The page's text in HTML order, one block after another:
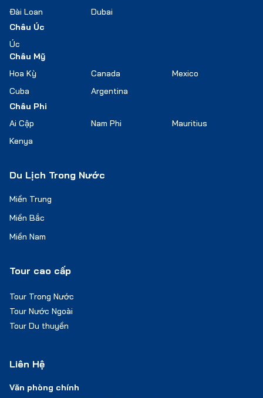
Đài Loan
Dubai
Châu Úc
Úc
Châu Mỹ
Hoa Kỳ
Canada
Mexico
Cuba
Argentina
Châu Phi
Ai Cập
Nam Phi
Mauritius
Kenya
Du Lịch Trong Nước
Miền Trung
Miền Bắc
Miền Nam
Tour cao cấp
Tour Trong Nước
Tour Nước Ngoài
Tour Du thuyền
Liên Hệ
Văn phòng chính